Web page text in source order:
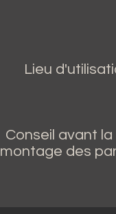
Lieu
Conseil avant
montage des